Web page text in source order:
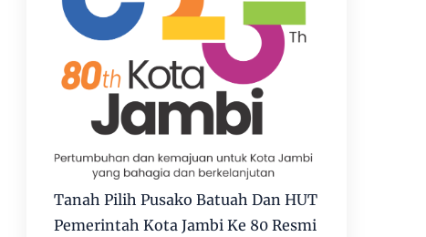
Tanah Pilih Pusako Batuah Dan HUT
Pemerintah Kota Jambi Ke 80 Resmi